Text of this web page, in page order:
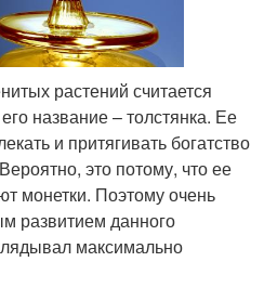
растений считается
название – толстянка. Ее
и притягивать богатство
это потому, что ее
монетки. Поэтому очень
развитием данного
максимально